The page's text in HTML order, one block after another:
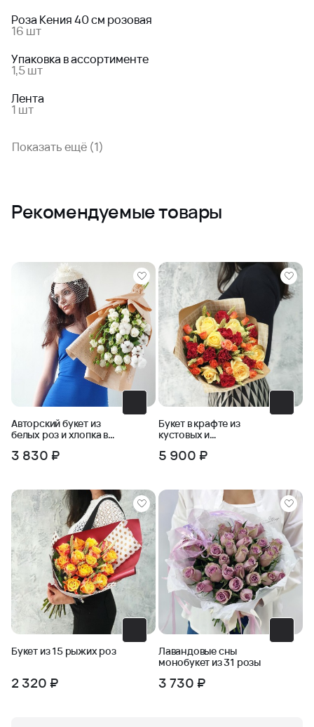
Роза Кения 40 см розовая
16 шт
Упаковка в ассортименте
1,5 шт
Лента
1 шт
Показать ещё (1)
Рекомендуемые товары
Авторский букет из
белых роз и хлопка в
3 830 ₽
Букет в крафте из
кустовых и
пшеницей
5 900 ₽
Букет из 15 рыжих роз
2 320 ₽
Лавандовые сны
монобукет из 31 розы
3 730 ₽